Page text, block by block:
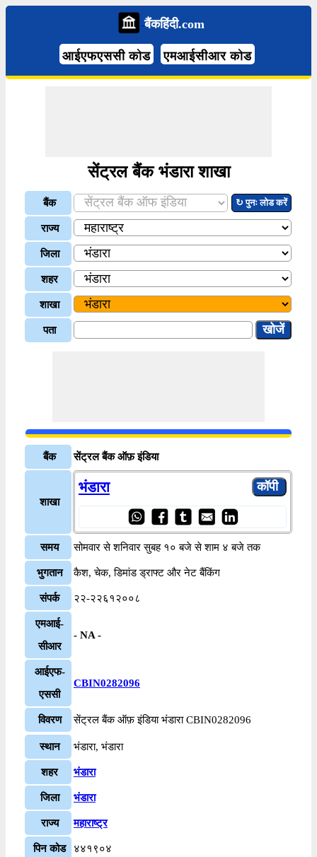
बैंकहिंदी.com
आईएफएससी कोड एमआईसीआर कोड
सेंट्रल बैंक भंडारा शाखा
बैंक ↻ पुनः लोड करें
राज्य
जिला
शहर
शाखा
पता
बैंक सेंट्रल बैंक ऑफ़ इंडिया
शाखा
भंडारा
समय सोमवार से शनिवार सुबह १० बजे से शाम ४ बजे तक
भुगतान कैश, चेक, डिमांड ड्राफ्ट और नेट बैंकिंग
संपर्क २२-२२६१२००८
एमआई-
सीआर
- NA -
आईएफ-
एससी
CBIN0282096
विवरण सेंट्रल बैंक ऑफ़ इंडिया भंडारा CBIN0282096
स्थान भंडारा, भंडारा
शहर भंडारा
जिला भंडारा
राज्य महाराष्ट्र
पिन कोड ४४१९०४